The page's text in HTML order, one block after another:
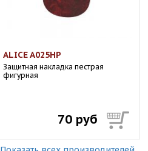
ALICE A025HP
Защитная накладка пестрая
фигурная
70 руб